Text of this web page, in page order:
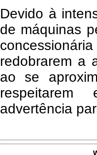
Devido à
de máquinas
redobrarem a
ao se
advertência